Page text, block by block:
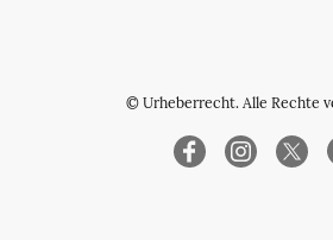
© Urheberrecht. Alle Rechte